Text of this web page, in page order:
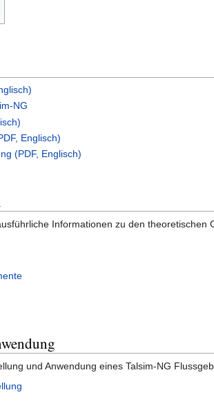
NG
Englisch)
(PDF, Englisch)
Informationen zu den theoretischen
und Anwendung eines Talsim-NG